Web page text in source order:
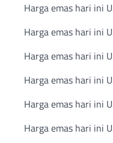
Harga emas hari ini
Harga emas hari ini
Harga emas hari ini
Harga emas hari ini
Harga emas hari ini
Harga emas hari ini